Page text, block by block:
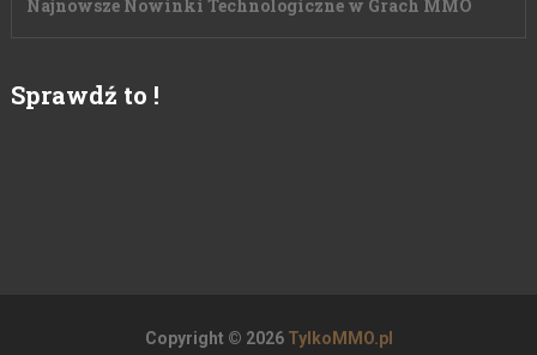
Najnowsze Nowinki Technologiczne w Grach MMO
Sprawdź to !
Copyright © 2026 TylkoMMO.pl